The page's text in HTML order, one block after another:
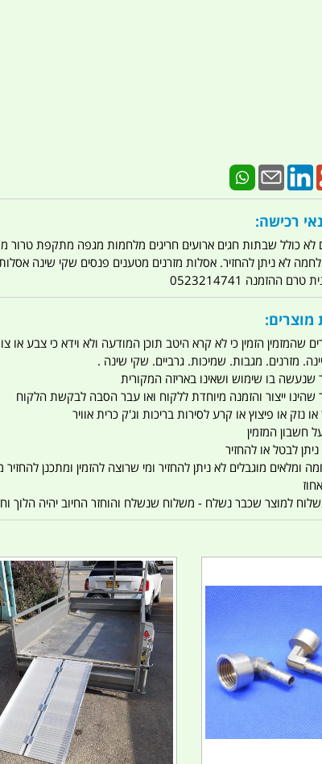
רכישה:
לא ניתן להחזיר. אסלות מזרנים מטענים פנסים שקי שינה
ההזמנה 0523214741
מוצרים:
שהמזמין הזמין כי לא קרא היטב תוכן המודעה ולא וידא כי צבע
מזרנים. מגבות. שמיכות. גרביים. שקי שינה .
שנעשה בו שימוש ושאינו באריזה המקורית
שהינו ייצור והזמנה מיוחדת ללקוח ואו עבר הסבה לבקשת הלקוח
נזק או פיצוץ או קרע לסירות בריכות וג'ק כרית אוויר
חשבון המזמין
לבטל או להחזיר
ומלאים מוגבלים לא ניתן להחזיר ומי שרוצה להזמין ומתכנן להחזיר
למוצר שכבר נשלח - משלוח שנשלח והוחזר החיוב יהיה הלוך